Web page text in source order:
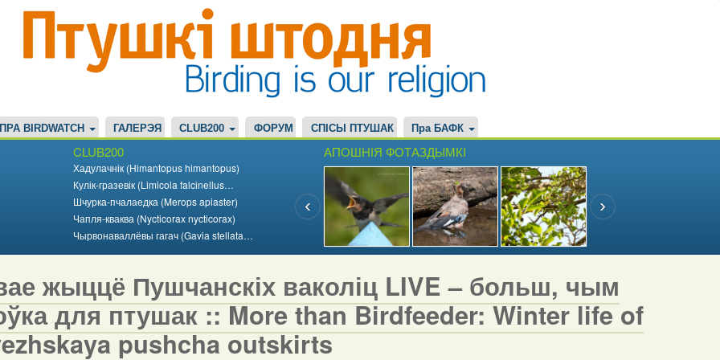
ПРА BIRDWATCH ГАЛЕРЭЯ CLUB200 ФОРУМ СПІСЫ ПТУШАК Пра БАФК
CLUB200
Хадулачнік (Himantopus himantopus)
Кулік-гразевік (Limicola falcinellus…
Шчурка-пчалаедка (Merops apiaster)
Чапля-кваква (Nycticorax nycticorax)
Чырвонаваллёвы гагач (Gavia stellata…
АПОШНІЯ ФОТАЗДЫМКІ
жыццё Пушчанскіх ваколіц LIVE – больш, чым
для птушак :: More than Birdfeeder: Winter life of
pushcha outskirts